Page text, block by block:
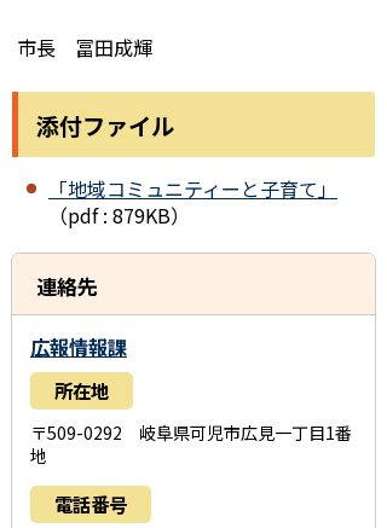
市長 冨田成輝
添付ファイル
「地域コミュニティーと子育て」
（pdf : 879KB）
連絡先
広報情報課
所在地
〒509-0292 岐阜県可児市広見一丁目1番
地
電話番号